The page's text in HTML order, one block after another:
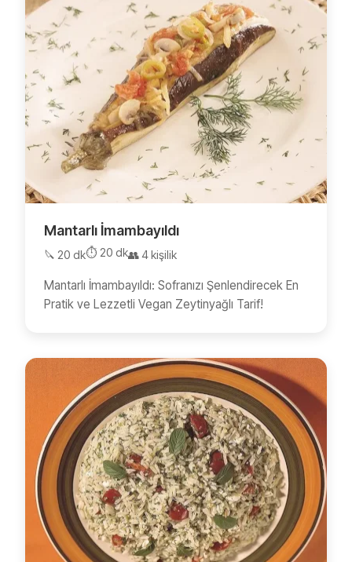
Mantarlı İmambayıldı
🔪 20 dk⏱️ 20 dk👥 4 kişilik
Mantarlı İmambayıldı: Sofranızı Şenlendirecek En
Pratik ve Lezzetli Vegan Zeytinyağlı Tarif!